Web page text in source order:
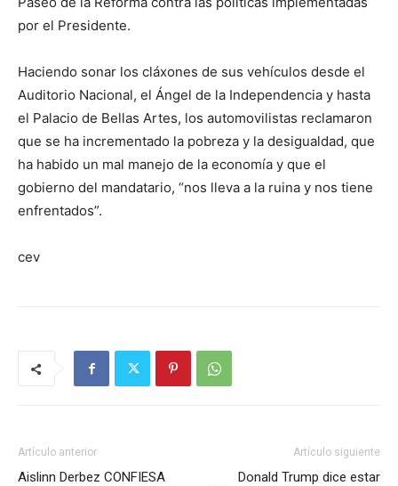
por el Presidente.
Haciendo sonar los cláxones de sus vehículos desde el
Auditorio Nacional, el Ángel de la Independencia y hasta
el Palacio de Bellas Artes, los automovilistas reclamaron
que se ha incrementado la pobreza y la desigualdad, que
ha habido un mal manejo de la economía y que el
gobierno del mandatario, “nos lleva a la ruina y nos tiene
enfrentados”.
cev
Artículo anterior
Aislinn Derbez CONFIESA
Artículo siguiente
Donald Trump dice estar